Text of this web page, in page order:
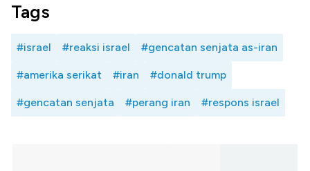
Tags
#israel #reaksi israel #gencatan senjata as-iran
#amerika serikat #iran #donald trump
#gencatan senjata #perang iran #respons israel